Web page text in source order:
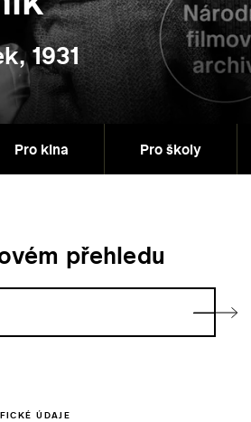
1931
Pro kina Pro školy
přehledu
ÚDAJE